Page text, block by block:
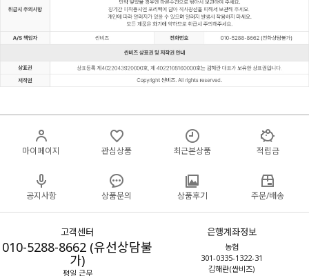
마이페이지 관심상품 최근본상품 적립금
공지사항 상품문의 상품후기 주문/배송
고객센터
010-5288-8662 (유선상담불
가)
평일 근무
은행계좌정보
농협
301-0335-1322-31
김해란(싼비즈)